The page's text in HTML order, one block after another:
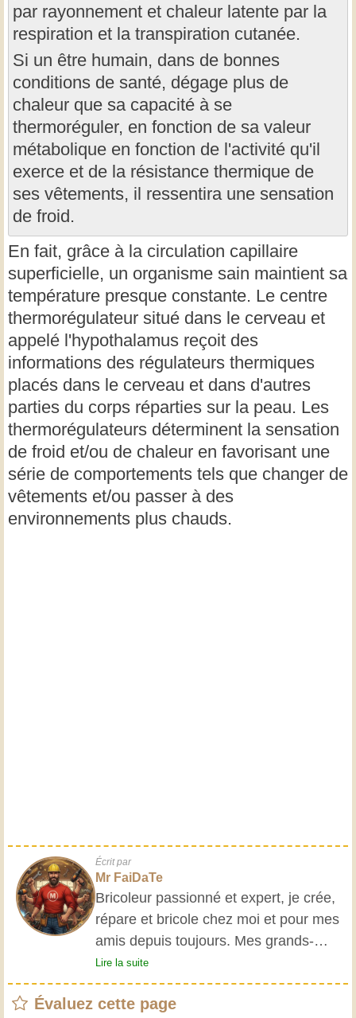
par rayonnement et chaleur latente par la
respiration et la transpiration cutanée.
Si un être humain, dans de bonnes
conditions de santé, dégage plus de
chaleur que sa capacité à se
thermoréguler, en fonction de sa valeur
métabolique en fonction de l'activité qu'il
exerce et de la résistance thermique de
ses vêtements, il ressentira une sensation
de froid.
En fait, grâce à la circulation capillaire
superficielle, un organisme sain maintient sa
température presque constante. Le centre
thermorégulateur situé dans le cerveau et
appelé l'hypothalamus reçoit des
informations des régulateurs thermiques
placés dans le cerveau et dans d'autres
parties du corps réparties sur la peau. Les
thermorégulateurs déterminent la sensation
de froid et/ou de chaleur en favorisant une
série de comportements tels que changer de
vêtements et/ou passer à des
environnements plus chauds.
Écrit par
Mr FaiDaTe
Bricoleur passionné et expert, je crée,
répare et bricole chez moi et pour mes
amis depuis toujours. Mes grands-
parents m'ont initié très jeune, et
depuis, j'ai acquis une riche expérience.
L'expérience est essentielle ! Elle nous
Lire la suite
Évaluez cette page